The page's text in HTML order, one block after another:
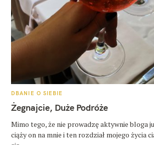
K
T
E
O
R
I
DBANIE O SIEBIE
Żegnajcie, Duże Podróże
Mimo tego, że nie prowadzę aktywnie bloga
ciąży on na mnie i ten rozdział mojego życia